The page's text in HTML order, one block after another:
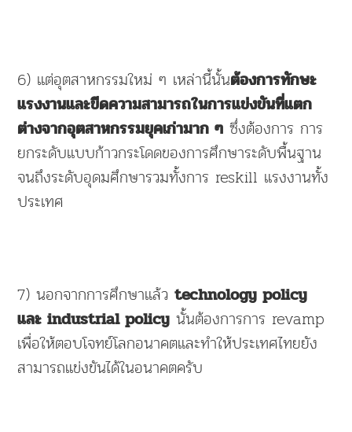
6) แต่อุตสาหกรรมใหม่ ๆ เหล่านี้นั้นต้องการทักษะ
แรงงานและขีดความสามารถในการแข่งขันที่แตก
ต่างจากอุตสาหกรรมยุคเก่ามาก ๆ ซึ่งต้องการ การ
ยกระดับแบบก้าวกระโดดของการศึกษาระดับพื้นฐาน
จนถึงระดับอุดมศึกษารวมทั้งการ reskill แรงงานทั้ง
ประเทศ
7) นอกจากการศึกษาแล้วtechnology policy
และ industrial policy นั้นต้องการการ revamp
เพื่อให้ตอบโจทย์โลกอนาคตและทำให้ประเทศไทยยัง
สามารถแข่งขันได้ในอนาคตครับ